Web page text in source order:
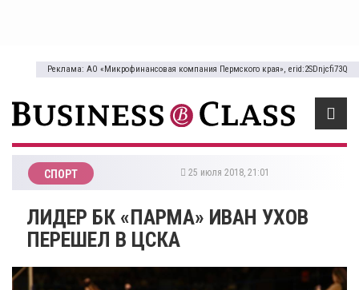
Реклама: АО «Микрофинансовая компания Пермского края», erid:2SDnjcfi73Q
СПОРТ 25 июля 2018, 21:01
ЛИДЕР БК «ПАРМА» ИВАН УХОВ
ПЕРЕШЕЛ В ЦСКА